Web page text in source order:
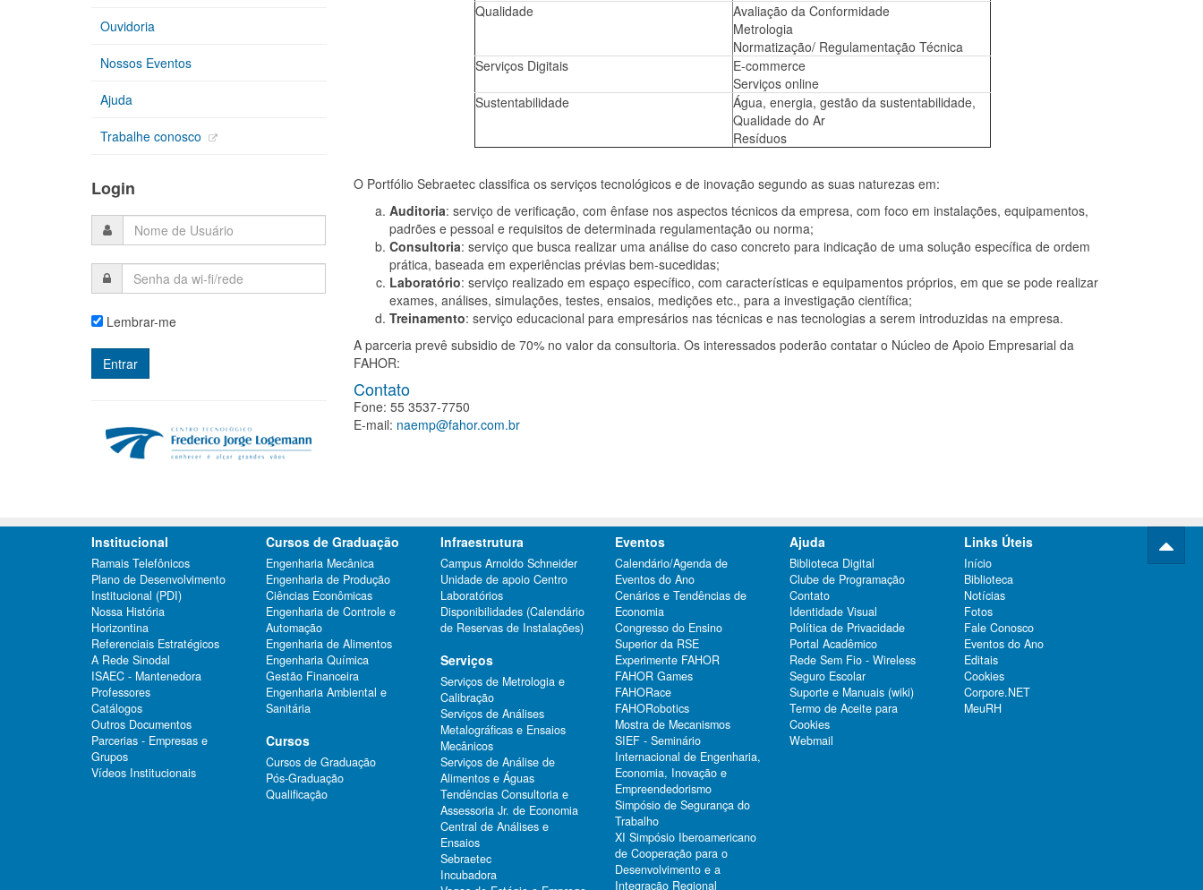
Qualidade
Avaliação da Conformidade
Metrologia
Normatização/ Regulamentação Técnica
Serviços Digitais
E-commerce
Serviços online
Sustentabilidade
Água, energia, gestão da sustentabilidade,
Qualidade do Ar
Resíduos
O Portfólio Sebraetec classifica os serviços tecnológicos e de inovação segundo as suas naturezas em:
Auditoria: serviço de verificação, com ênfase nos aspectos técnicos da empresa, com foco em instalações, equipamentos,
padrões e pessoal e requisitos de determinada regulamentação ou norma;
Consultoria: serviço que busca realizar uma análise do caso concreto para indicação de uma solução específica de ordem
prática, baseada em experiências prévias bem-sucedidas;
Laboratório: serviço realizado em espaço específico, com características e equipamentos próprios, em que se pode realizar
exames, análises, simulações, testes, ensaios, medições etc., para a investigação científica;
Treinamento: serviço educacional para empresários nas técnicas e nas tecnologias a serem introduzidas na empresa.
A parceria prevê subsidio de 70% no valor da consultoria. Os interessados poderão contatar o Núcleo de Apoio Empresarial da
FAHOR:
Contato
Fone: 55 3537-7750
E-mail: naemp@fahor.com.br
Ouvidoria
Nossos Eventos
Ajuda
Trabalhe conosco
Login
Lembrar-me
Institucional
Ramais Telefônicos
Plano de Desenvolvimento
Institucional (PDI)
Nossa História
Horizontina
Referenciais Estratégicos
A Rede Sinodal
ISAEC - Mantenedora
Professores
Catálogos
Outros Documentos
Parcerias - Empresas e
Grupos
Vídeos Institucionais
Cursos de Graduação
Engenharia Mecânica
Engenharia de Produção
Ciências Econômicas
Engenharia de Controle e
Automação
Engenharia de Alimentos
Engenharia Química
Gestão Financeira
Engenharia Ambiental e
Sanitária
Cursos
Cursos de Graduação
Pós-Graduação
Qualificação
Infraestrutura
Campus Arnoldo Schneider
Unidade de apoio Centro
Laboratórios
Disponibilidades (Calendário
de Reservas de Instalações)
Serviços
Serviços de Metrologia e
Calibração
Serviços de Análises
Metalográficas e Ensaios
Mecânicos
Serviços de Análise de
Alimentos e Águas
Tendências Consultoria e
Assessoria Jr. de Economia
Central de Análises e
Ensaios
Sebraetec
Incubadora
Eventos
Calendário/Agenda de
Eventos do Ano
Cenários e Tendências de
Economia
Congresso do Ensino
Superior da RSE
Experimente FAHOR
FAHOR Games
FAHORace
FAHORobotics
Mostra de Mecanismos
SIEF - Seminário
Internacional de Engenharia,
Economia, Inovação e
Empreendedorismo
Simpósio de Segurança do
Trabalho
XI Simpósio Iberoamericano
de Cooperação para o
Desenvolvimento e a
Integração Regional
Ajuda
Biblioteca Digital
Clube de Programação
Contato
Identidade Visual
Política de Privacidade
Portal Acadêmico
Rede Sem Fio - Wireless
Seguro Escolar
Suporte e Manuais (wiki)
Termo de Aceite para
Cookies
Webmail
Links Úteis
Início
Biblioteca
Notícias
Fotos
Fale Conosco
Eventos do Ano
Editais
Cookies
Corpore.NET
MeuRH